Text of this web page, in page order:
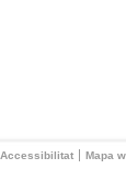
Accessibilitat Mapa